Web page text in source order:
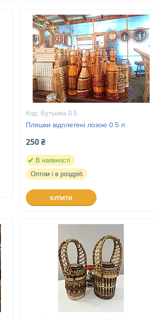
Бутылка 0.5
Пляшки відплетені лозою 0.5 л
250 ₴
В наявності
Оптом і в роздріб
КУПИТИ